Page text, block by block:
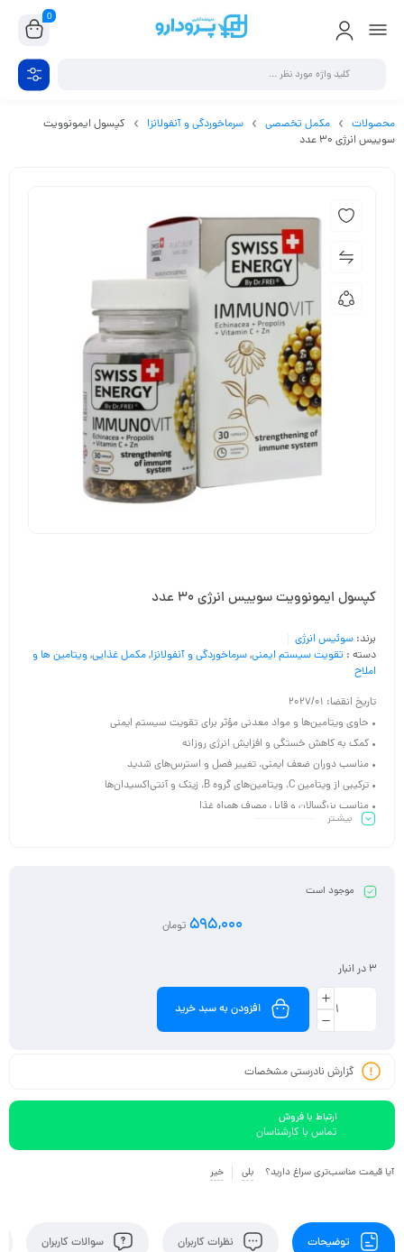
0
محصولات مکمل تخصصی سرماخوردگی و آنفولانزا
کپسول ایمونوویت
سوییس انرژی 30 عدد
کپسول ایمونوویت سوییس انرژی 30 عدد
برند: سوئیس انرژی
دسته : تقویت سیستم ایمنی,سرماخوردگی و آنفولانزا,مکمل غذایی,ویتامین ها و
املاح
تاریخ انقضا: 2027/01
• حاوی ویتامین‌ها و مواد معدنی مؤثر برای تقویت سیستم ایمنی
• کمک به کاهش خستگی و افزایش انرژی روزانه
• مناسب دوران ضعف ایمنی، تغییر فصل و استرس‌های شدید
• ترکیبی از ویتامین C، ویتامین‌های گروه B، زینک و آنتی‌اکسیدان‌ها
• مناسب بزرگسالان و قابل مصرف همراه غذا
• انتخابی مطمئن برای افزایش مقاومت بدن در برابر عوامل بیماری‌زا
بیشـتر
موجود است
595,000 تومان
3 در انبار
افزودن به سبد خرید
گزارش نادرستی مشخصات
ارتباط با فروش
تماس با کارشناسان
آیا قیمت مناسب‌تری سراغ دارید؟ بلی خیر
توضیحات نظرات کاربران سوالات کاربران